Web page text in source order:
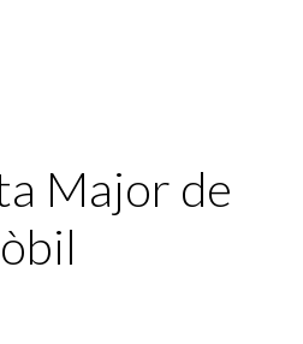
Major de